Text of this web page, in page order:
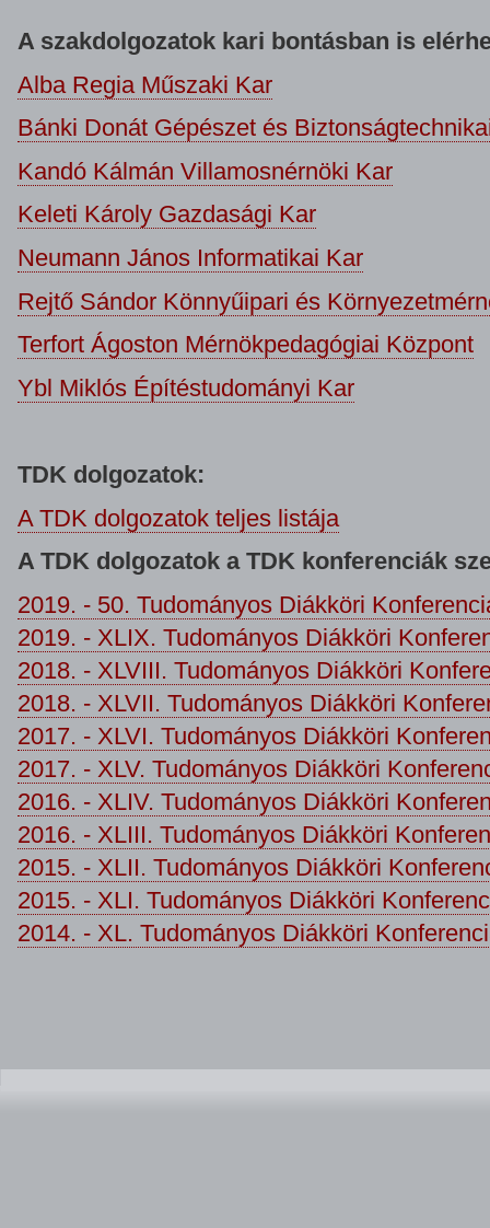
A szakdolgozatok kari bontásban is
Alba Regia Műszaki Kar
Bánki Donát Gépészet és
Kandó Kálmán Villamosnérnöki Kar
Keleti Károly Gazdasági Kar
Neumann János Informatikai Kar
Rejtő Sándor Könnyűipari és
Terfort Ágoston Mérnökpedagógiai Központ
Ybl Miklós Építéstudományi Kar
TDK dolgozatok:
A TDK dolgozatok teljes listája
A TDK dolgozatok a TDK konferenciák
2019. - 50. Tudományos Diákköri
2019. - XLIX. Tudományos Diákköri
2018. - XLVIII. Tudományos Diákköri
2018. - XLVII. Tudományos Diákköri
2017. - XLVI. Tudományos Diákköri
2017. - XLV. Tudományos Diákköri
2016. - XLIV. Tudományos Diákköri
2016. - XLIII. Tudományos Diákköri
2015. - XLII. Tudományos Diákköri
2015. - XLI. Tudományos Diákköri
2014. - XL. Tudományos Diákköri